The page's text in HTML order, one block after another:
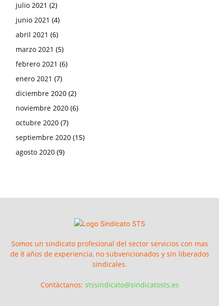
julio 2021 (2)
junio 2021 (4)
abril 2021 (6)
marzo 2021 (5)
febrero 2021 (6)
enero 2021 (7)
diciembre 2020 (2)
noviembre 2020 (6)
octubre 2020 (7)
septiembre 2020 (15)
agosto 2020 (9)
Somos un sindicato profesional del sector servicios con mas
de 8 años de experiencia, no subvencionados y sin liberados
sindicales.
Contáctanos: stssindicato@sindicatosts.es